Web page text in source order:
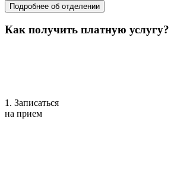
Подробнее об отделении
Как получить платную услугу?
1. Записаться
на прием